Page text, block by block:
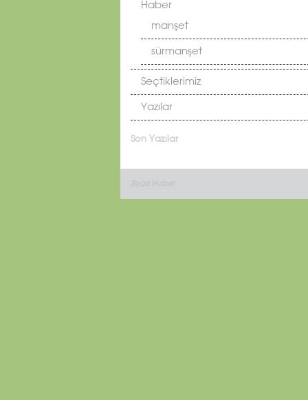
Haber
manşet
sürmanşet
Seçtiklerimiz
Yazılar
Son Yazılar
Siyasi Haber